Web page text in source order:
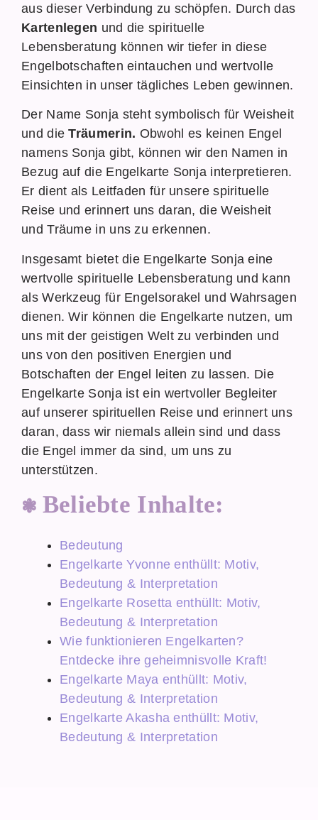
aus dieser Verbindung zu schöpfen. Durch das
Kartenlegen und die spirituelle
Lebensberatung können wir tiefer in diese
Engelbotschaften eintauchen und wertvolle
Einsichten in unser tägliches Leben gewinnen.
Der Name Sonja steht symbolisch für Weisheit
und dieTräumerin. Obwohl es keinen Engel
namens Sonja gibt, können wir den Namen in
Bezug auf die Engelkarte Sonja interpretieren.
Er dient als Leitfaden für unsere spirituelle
Reise und erinnert uns daran, die Weisheit
und Träume in uns zu erkennen.
Insgesamt bietet die Engelkarte Sonja eine
wertvolle spirituelle Lebensberatung und kann
als Werkzeug für Engelsorakel und Wahrsagen
dienen. Wir können die Engelkarte nutzen, um
uns mit der geistigen Welt zu verbinden und
uns von den positiven Energien und
Botschaften der Engel leiten zu lassen. Die
Engelkarte Sonja ist ein wertvoller Begleiter
auf unserer spirituellen Reise und erinnert uns
daran, dass wir niemals allein sind und dass
die Engel immer da sind, um uns zu
unterstützen.
Beliebte Inhalte:
Bedeutung
Engelkarte Yvonne enthüllt: Motiv,
Bedeutung & Interpretation
Engelkarte Rosetta enthüllt: Motiv,
Bedeutung & Interpretation
Wie funktionieren Engelkarten?
Entdecke ihre geheimnisvolle Kraft!
Engelkarte Maya enthüllt: Motiv,
Bedeutung & Interpretation
Engelkarte Akasha enthüllt: Motiv,
Bedeutung & Interpretation